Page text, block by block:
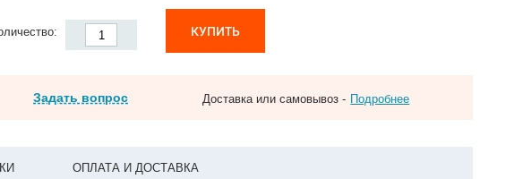
КУПИТЬ
Задать вопрос Доставка или самовывоз - Подробнее
ОПЛАТА И ДОСТАВКА